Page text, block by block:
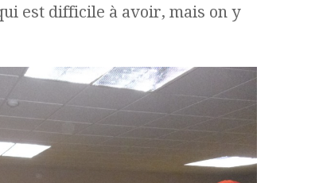
est difficile à avoir, mais on y